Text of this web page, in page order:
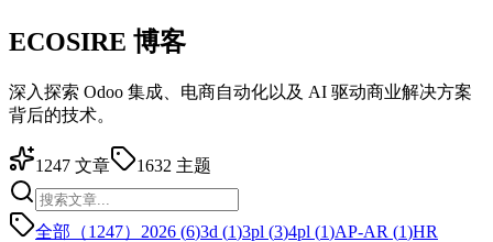
ECOSIRE 博客
深入探索 Odoo 集成、电商自动化以及 AI 驱动商业解决方案
背后的技术。
1247 文章 1632 主题
全部（1247） 2026 (6)3d (1)3pl (3)4pl (1)AP-AR (1)HR